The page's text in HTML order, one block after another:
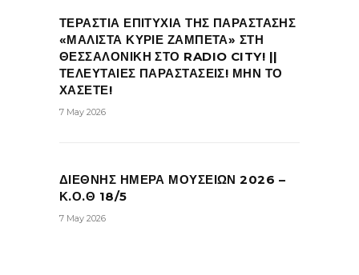
ΤΕΡΑΣΤΙΑ ΕΠΙΤΥΧΙΑ ΤΗΣ ΠΑΡΑΣΤΑΣΗΣ
«ΜΑΛΙΣΤΑ ΚΥΡΙΕ ΖΑΜΠΕΤΑ» ΣΤΗ
ΘΕΣΣΑΛΟΝΙΚΗ ΣΤΟ RADIO CITY! ||
ΤΕΛΕΥΤΑΙΕΣ ΠΑΡΑΣΤΑΣΕΙΣ! ΜΗΝ ΤΟ
ΧΑΣΕΤΕ!
7 May 2026
ΔΙΕΘΝΗΣ ΗΜΕΡΑ ΜΟΥΣΕΙΩΝ 2026 –
Κ.Ο.Θ 18/5
7 May 2026